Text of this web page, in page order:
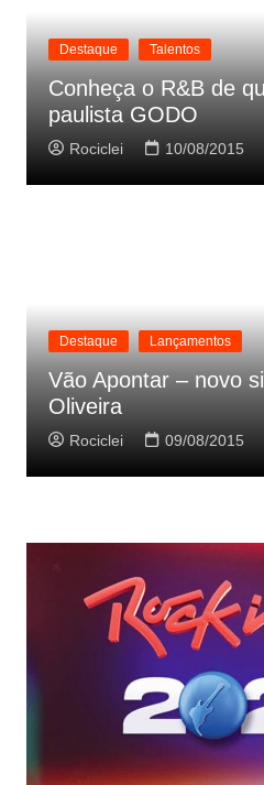
Destaque Talentos
Conheça o R&B de
paulista GODO
Rociclei 10/08/2015
Destaque Lançamentos
Vão Apontar – novo
Oliveira
Rociclei 09/08/2015